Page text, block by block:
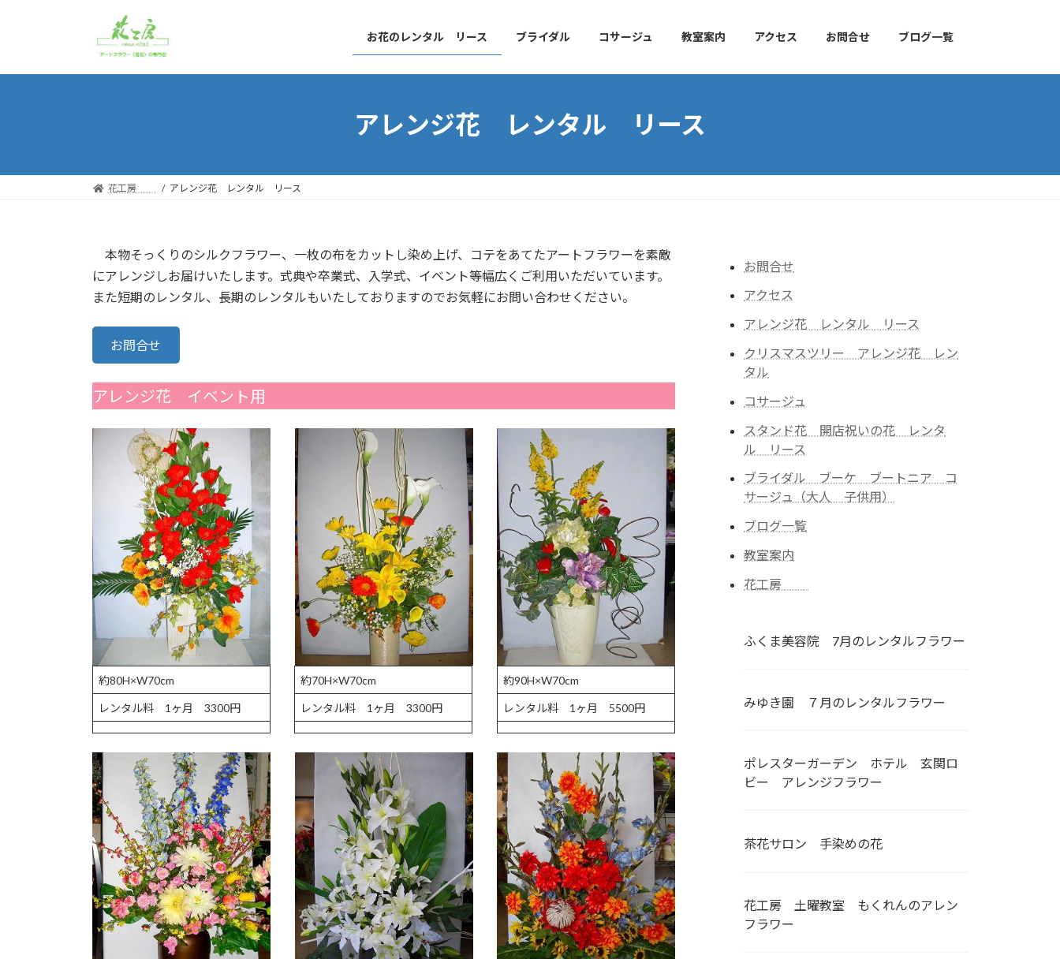
プ
動
お花のレンタル リース ブライダル コサージュ 教室案内 アクセス お問合せ ブログ一覧
アレンジ花 レンタル リース
花工房 アレンジ花 レンタル リース
本物そっくりのシルクフラワー、一枚の布をカットし染め上げ、コテをあてたアートフラワーを素敵
にアレンジしお届けいたします。式典や卒業式、入学式、イベント等幅広くご利用いただいています。
また短期のレンタル、長期のレンタルもいたしておりますのでお気軽にお問い合わせください。
お問合せ
アレンジ花 イベント用
約80H×W70cm
レンタル料 1ヶ月 3300円
約70H×W70cm
レンタル料 1ヶ月 3300円
約90H×W70cm
レンタル料 1ヶ月 5500円
お問合せ
アクセス
アレンジ花 レンタル リース
クリスマスツリー アレンジ花 レン
タル
コサージュ
スタンド花 開店祝いの花 レンタ
ル リース
ブライダル ブーケ ブートニア コ
サージュ（大人 子供用）
ブログ一覧
教室案内
花工房
ふくま美容院 7月のレンタルフラワー
みゆき園 ７月のレンタルフラワー
ポレスターガーデン ホテル 玄関ロ
ビー アレンジフラワー
茶花サロン 手染めの花
花工房 土曜教室 もくれんのアレン
フラワー